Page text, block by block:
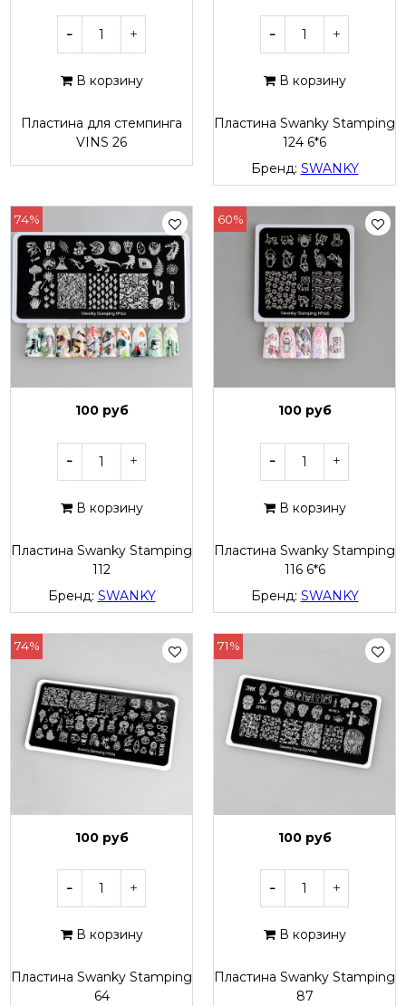
В корзину
Пластина для стемпинга
VINS 26
В корзину
Пластина Swanky Stamping
124 6*6
Бренд: SWANKY
74%
100 руб
В корзину
Пластина Swanky Stamping
112
Бренд: SWANKY
60%
100 руб
В корзину
Пластина Swanky Stamping
116 6*6
Бренд: SWANKY
74%
100 руб
В корзину
Пластина Swanky Stamping
64
71%
100 руб
В корзину
Пластина Swanky Stamping
87